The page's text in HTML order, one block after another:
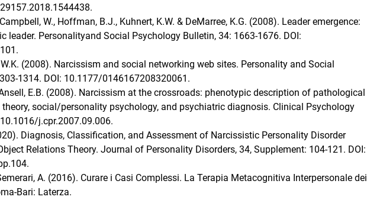
W., Hoffman, B.J., Kuhnert, K.W. & DeMarree, K.G. (2008). Leader emergence:
leader. Personalityand Social Psychology Bulletin, 34: 1663-1676. DOI:
(2008). Narcissism and social networking web sites. Personality and Social
1314. DOI: 10.1177/0146167208320061.
E.B. (2008). Narcissism at the crossroads: phenotypic description of pathological
social/personality psychology, and psychiatric diagnosis. Clinical Psychology
j.cpr.2007.09.006.
Diagnosis, Classification, and Assessment of Narcissistic Personality Disorder
Relations Theory. Journal of Personality Disorders, 34, Supplement: 104-121. DOI:
A. (2016). Curare i Casi Complessi. La Terapia Metacognitiva Interpersonale dei
Bari: Laterza.